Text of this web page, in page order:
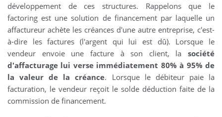
développement de ces structures. Rappelons que le
factoring est une solution de financement par laquelle un
affactureur achète les créances d'une autre entreprise, c'est-
à-dire les factures (l'argent qui lui est dû). Lorsque le
vendeur envoie une facture à son client, la société
d'affacturage lui verse immédiatement 80% à 95% de
la valeur de la créance. Lorsque le débiteur paie la
facturation, le vendeur reçoit le solde déduction faite de la
commission de financement.